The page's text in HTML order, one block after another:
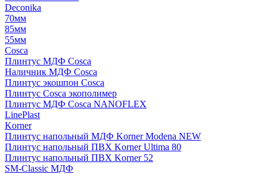
Deconika
70мм
85мм
55мм
Cosca
Плинтус МДФ Cosca
Наличник МДФ Cosca
Плинтус экошпон Cosca
Плинтус Cosca экополимер
Плинтус МДФ Cosca NANOFLEX
LinePlast
Korner
Плинтус напольный МДФ Korner Modena NEW
Плинтус напольный ПВХ Korner Ultima 80
Плинтус напольный ПВХ Korner 52
SM-Classic МДФ